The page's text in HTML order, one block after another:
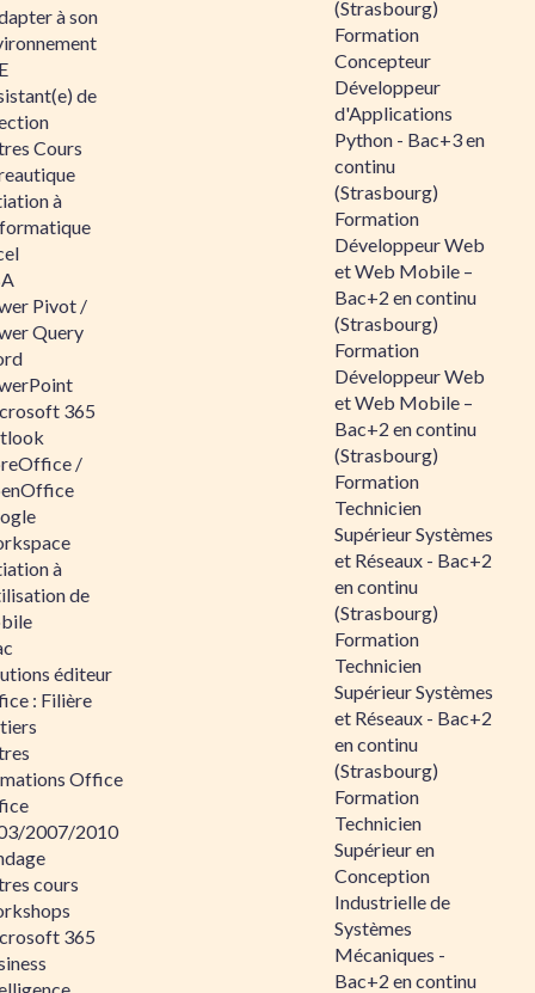
à son
de
Cours
à
Pivot /
Query
365
/
à
de
éditeur
: Filière
Office
2007/2010
cours
365
(Strasbourg)
Formation
Concepteur
Développeur
d'Applications
Python - Bac+3 en
continu
(Strasbourg)
Formation
Développeur Web
et Web Mobile –
Bac+2 en continu
(Strasbourg)
Formation
Développeur Web
et Web Mobile –
Bac+2 en continu
(Strasbourg)
Formation
Technicien
Supérieur Systèmes
et Réseaux - Bac+2
en continu
(Strasbourg)
Formation
Technicien
Supérieur Systèmes
et Réseaux - Bac+2
en continu
(Strasbourg)
Formation
Technicien
Supérieur en
Conception
Industrielle de
Systèmes
Mécaniques -
Bac+2 en continu